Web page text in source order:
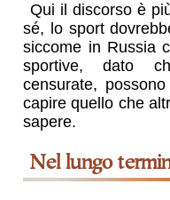
Qui il discorso è
sé, lo sport
siccome in Russia
sportive, dato
censurate,
capire quello che
sapere.
nel lungo